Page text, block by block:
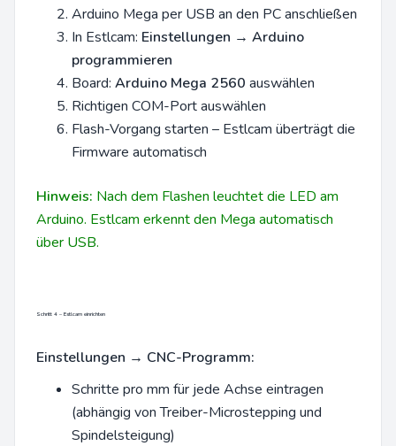
Arduino Mega per USB an den PC anschließen
In Estlcam: Einstellungen → Arduino
programmieren
Board: Arduino Mega 2560 auswählen
Richtigen COM-Port auswählen
Flash-Vorgang starten – Estlcam überträgt die
Firmware automatisch
Hinweis: Nach dem Flashen leuchtet die LED am
Arduino. Estlcam erkennt den Mega automatisch
über USB.
Schritt 4 – Estlcam einrichten
Einstellungen → CNC-Programm:
Schritte pro mm für jede Achse eintragen
(abhängig von Treiber-Microstepping und
Spindelsteigung)